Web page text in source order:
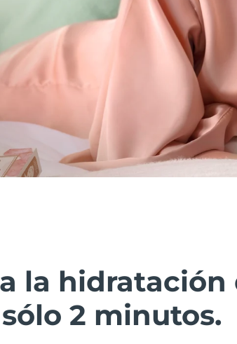
la hidratación
sólo 2 minutos.